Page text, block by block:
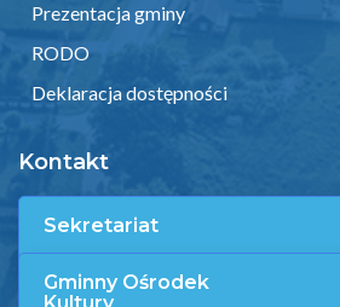
Prezentacja gminy
RODO
Deklaracja dostępności
Kontakt
Sekretariat
Gminny Ośrodek